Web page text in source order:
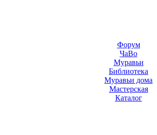
Форум
ЧаВо
Муравьи
Библиотека
Муравьи дома
Мастерская
Каталог